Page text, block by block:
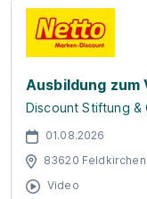
Ausbildung
Discount Stiftung &
01.08.2026
83620
Video